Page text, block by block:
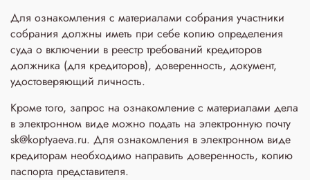
Для ознакомления с материалами собрания участники
собрания должны иметь при себе копию определения
суда о включении в реестр требований кредиторов
должника (для кредиторов), доверенность, документ,
удостоверяющий личность.
Кроме того, запрос на ознакомление с материалами дела
в электронном виде можно подать на электронную почту
sk@koptyaeva.ru. Для ознакомления в электронном виде
кредиторам необходимо направить доверенность, копию
паспорта представителя.